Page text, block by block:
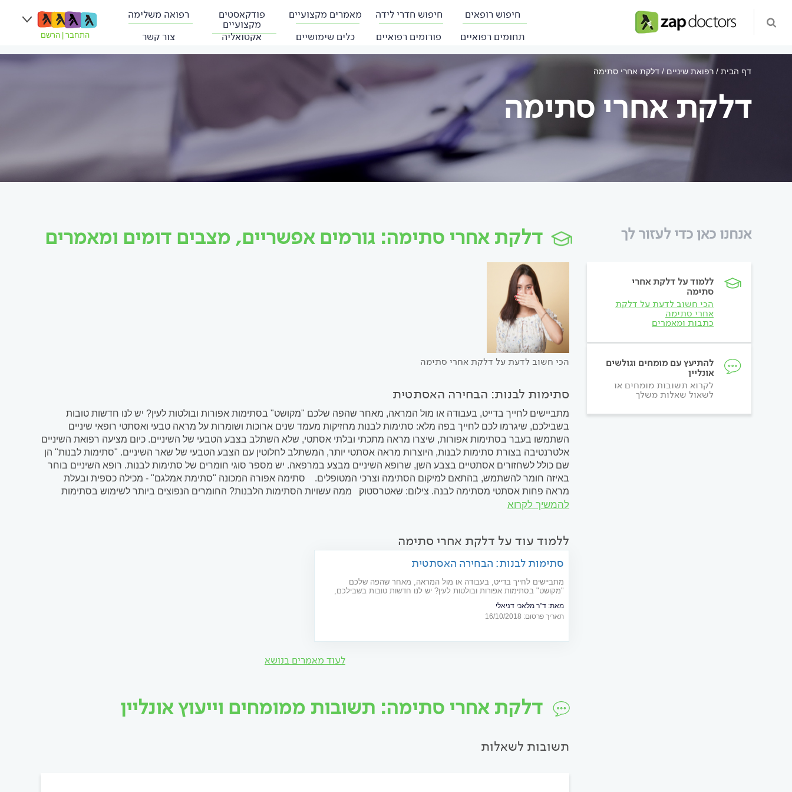
חיפוש רופאים חיפוש חדרי לידה מאמרים מקצועיים פודקאסטים
מקצועיים
רפואה משלימה
תחומים רפואיים
פורומים רפואיים כלים שימושיים אקטואליה צור קשר התחבר הרשם
דף הבית רפואת שיניים דלקת אחרי סתימה
דלקת אחרי סתימה
אנחנו כאן כדי לעזור לך
ללמוד על דלקת אחרי
סתימה
הכי חשוב לדעת על דלקת
אחרי סתימה
כתבות ומאמרים
להתיעץ עם מומחים וגולשים
אונליין
לקרוא תשובות מומחים או
לשאול שאלות משלך
דלקת אחרי סתימה: גורמים אפשריים, מצבים דומים ומאמרים
הכי חשוב לדעת על דלקת אחרי סתימה
סתימות לבנות: הבחירה האסתטית
מתביישים לחייך בדייט, בעבודה או מול המראה, מאחר שהפה שלכם "מקושט" בסתימות אפורות ובולטות לעין? יש לנו חדשות טובות
בשבילכם, שיגרמו לכם לחייך בפה מלא: סתימות לבנות מחזיקות מעמד שנים ארוכות ושומרות על מראה טבעי ואסתטי רופאי שיניים
השתמשו בעבר בסתימות אפורות, שיצרו מראה מתכתי ובלתי אסתטי, שלא השתלב בצבע הטבעי של השיניים. כיום מציעה רפואת השיניים
אלטרנטיבה בצורת סתימות לבנות, היוצרות מראה אסתטי יותר, המשתלב לחלוטין עם הצבע הטבעי של שאר השיניים. "סתימות לבנות" הן
שם כולל לשחזורים אסתטיים בצבע השן, שרופא השיניים מבצע במרפאה. יש מספר סוגי חומרים של סתימות לבנות. רופא השיניים בוחר
באיזה חומר להשתמש, בהתאם למיקום הסתימה וצרכי המטופלים. סתימה אפורה המכונה "סתימת אמלגם" - מכילה כספית ובעלת
מראה פחות אסתטי מסתימה לבנה. צילום: שאטרסטוק ממה עשויות הסתימות הלבנות? החומרים הנפוצים ביותר לשימוש בסתימות
לבנות הם קומפוזיט ויונומר הזכוכית. קומפוזיט הוא חומר מרוכב, בעזרתו ניתן ליצור סתימות אסתטיות, להשלים...
להמשיך לקרוא
ללמוד עוד על דלקת אחרי סתימה
סתימות לבנות: הבחירה האסתטית
מתביישים לחייך בדייט, בעבודה או מול המראה, מאחר שהפה שלכם
"מקושט" בסתימות אפורות ובולטות לעין? יש לנו חדשות טובות בשבילכם,
ושומרות על מראה טבעי ואסתטי
מאת: ד"ר מלאכי דניאלי
תאריך פרסום: 16/10/2018
לעוד מאמרים בנושא
דלקת אחרי סתימה: תשובות ממומחים וייעוץ אונליין
תשובות לשאלות